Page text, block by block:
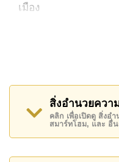
เมือง
ห้องครัวติดตั้งตู้สไตล์
ทำเลและสิ่งอำนวย
ย่านชายหาดมีการพั
สิ่งอำนวยควา
คลิก เพื่อเปิดดู สิ่งอ
สมาร์ทโฮม, และ อื่